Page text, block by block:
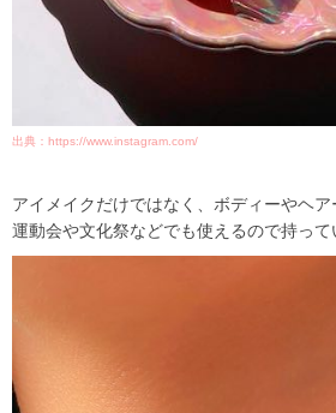
出典：https://www.instagram.com/
アイメイクだけではなく、ボディーやヘ
運動会や文化祭などでも使えるので持っ